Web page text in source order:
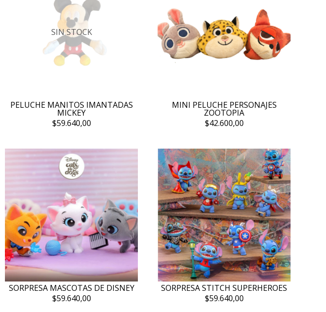
SIN STOCK
PELUCHE MANITOS IMANTADAS
MICKEY
$59.640,00
MINI PELUCHE PERSONAJES
ZOOTOPIA
$42.600,00
SORPRESA MASCOTAS DE DISNEY
$59.640,00
SORPRESA STITCH SUPERHEROES
$59.640,00